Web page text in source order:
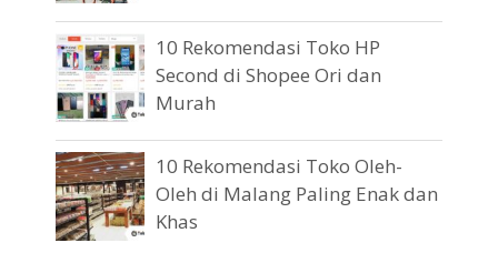
10 Rekomendasi Toko HP
Second di Shopee Ori dan
Murah
10 Rekomendasi Toko Oleh-
Oleh di Malang Paling Enak dan
Khas